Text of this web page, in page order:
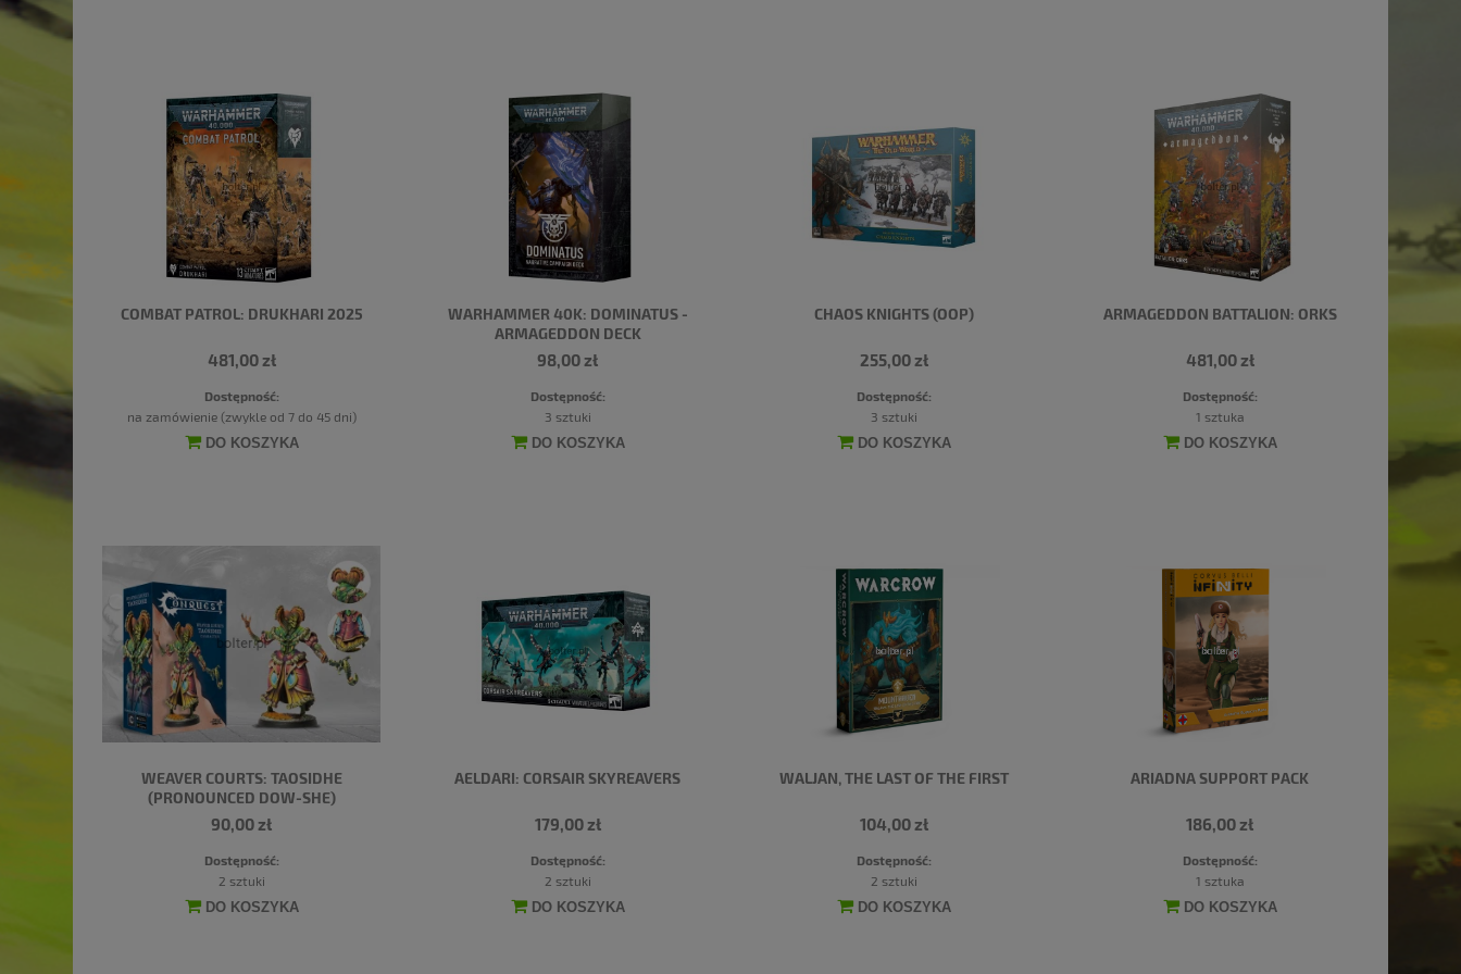
COMBAT PATROL: DRUKHARI 2025
481,00 zł
Dostępność:
na zamówienie (zwykle od 7 do 45 dni)
DO KOSZYKA
WARHAMMER 40K: DOMINATUS -
ARMAGEDDON DECK
98,00 zł
Dostępność:
3 sztuki
DO KOSZYKA
CHAOS KNIGHTS (OOP)
255,00 zł
Dostępność:
3 sztuki
DO KOSZYKA
ARMAGEDDON BATTALION: ORKS
481,00 zł
Dostępność:
1 sztuka
DO KOSZYKA
WEAVER COURTS: TAOSIDHE
(PRONOUNCED DOW-SHE)
90,00 zł
Dostępność:
2 sztuki
DO KOSZYKA
AELDARI: CORSAIR SKYREAVERS
179,00 zł
Dostępność:
2 sztuki
DO KOSZYKA
WALJAN, THE LAST OF THE FIRST
104,00 zł
Dostępność:
2 sztuki
DO KOSZYKA
ARIADNA SUPPORT PACK
186,00 zł
Dostępność:
1 sztuka
DO KOSZYKA